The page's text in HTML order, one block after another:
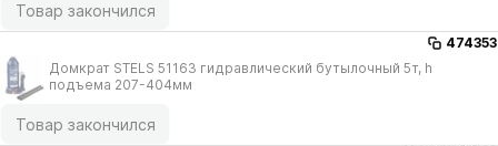
Товар закончился
474353
Домкрат STELS 51163 гидравлический бутылочный 5т, h
подъема 207-404мм
Товар закончился